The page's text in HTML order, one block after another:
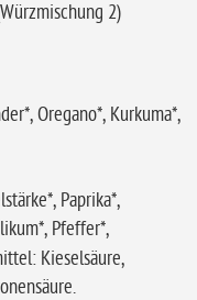
2)
Oregano*, Kurkuma*,
Paprika*,
Pfeffer*,
Kieselsäure,